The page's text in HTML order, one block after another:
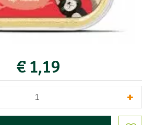
€1,19